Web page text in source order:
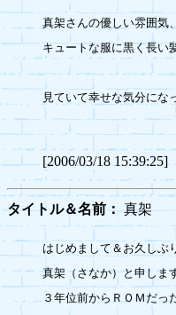
真架さんの優しい雰囲気
キュートな服に黒く長い
見ていて幸せな気分にな
[2006/03/18 15:39:25]
タイトル＆名前：真
はじめまして＆お久しぶ
真架（さなか）と申しま
３年位前からＲＯＭだっ